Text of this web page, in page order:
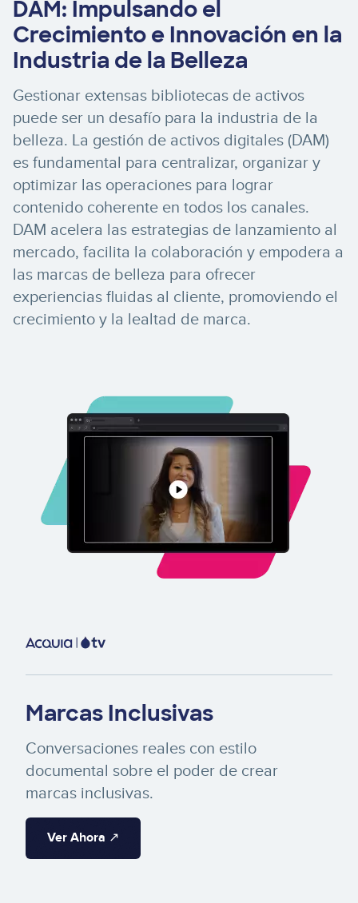
DAM: Impulsando el
Crecimiento e Innovación en la
Industria de la Belleza
Gestionar extensas bibliotecas de activos
puede ser un desafío para la industria de la
belleza. La gestión de activos digitales (DAM)
es fundamental para centralizar, organizar y
optimizar las operaciones para lograr
contenido coherente en todos los canales.
DAM acelera las estrategias de lanzamiento al
mercado, facilita la colaboración y empodera a
las marcas de belleza para ofrecer
experiencias fluidas al cliente, promoviendo el
crecimiento y la lealtad de marca.
Image
Marcas Inclusivas
Conversaciones reales con estilo
documental sobre el poder de crear
marcas inclusivas.
Ver Ahora ↗